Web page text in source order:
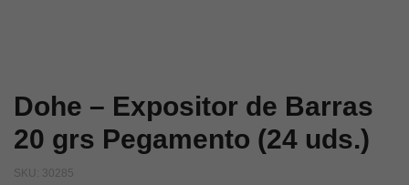
Dohe – Expositor de Barras
20 grs Pegamento (24 uds.)
SKU: 30285